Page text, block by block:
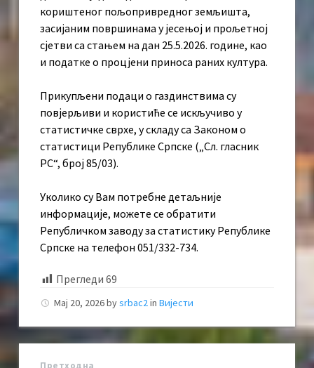
кориштеног пољопривредног земљишта,
засијаним површинама у јесењој и прољетној
сјетви са стањем на дан 25.5.2026. године, као
и податке о процјени приноса раних култура.
Прикупљени подаци о газдинствима су
повјерљиви и користиће се искључиво у
статистичке сврхе, у складу са Законом о
статистици Републике Српске („Сл. гласник
РС“, број 85/03).
Уколико су Вам потребне детаљније
информације, можете се обратити
Републичком заводу за статистику Републике
Српске на телефон 051/332-734.
Прегледи 69
Мај 20, 2026bysrbac2in Вијести
Претходна